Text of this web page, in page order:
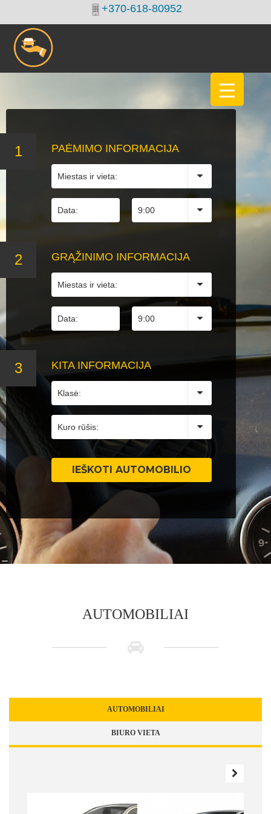
+370-618-80952
PAĖMIMO INFORMACIJA
GRĄŽINIMO INFORMACIJA
KITAINFORMACIJA
AUTOMOBILIAI
AUTOMOBILIAI
BIURO VIETA